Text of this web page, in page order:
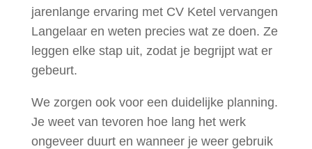
jarenlange ervaring met CV Ketel vervangen
Langelaar en weten precies wat ze doen. Ze
leggen elke stap uit, zodat je begrijpt wat er
gebeurt.
We zorgen ook voor een duidelijke planning.
Je weet van tevoren hoe lang het werk
ongeveer duurt en wanneer je weer gebruik